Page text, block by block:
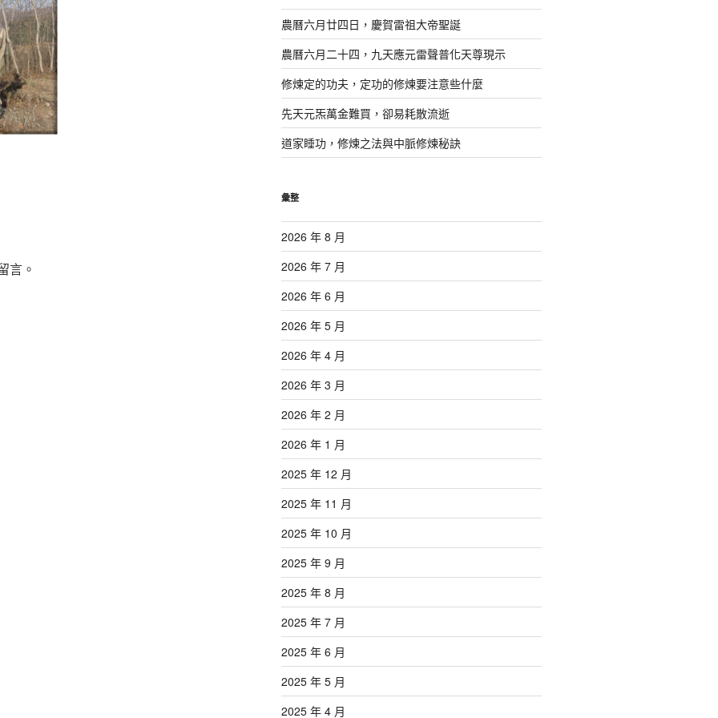
言。
農曆六月廿四日，慶賀雷祖大帝聖誕
農曆六月二十四，九天應元雷聲普化天尊現示
修煉定的功夫，定功的修煉要注意些什麼
先天元炁萬金難買，卻易耗散流逝
道家睡功，修煉之法與中脈修煉秘訣
彙整
2026 年 8 月
2026 年 7 月
2026 年 6 月
2026 年 5 月
2026 年 4 月
2026 年 3 月
2026 年 2 月
2026 年 1 月
2025 年 12 月
2025 年 11 月
2025 年 10 月
2025 年 9 月
2025 年 8 月
2025 年 7 月
2025 年 6 月
2025 年 5 月
2025 年 4 月